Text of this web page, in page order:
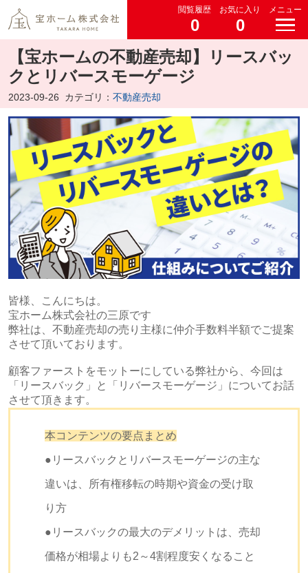
閲覧履歴
0
お気に入り
0
メニュー
【宝ホームの不動産売却】リースバッ
クとリバースモーゲージ
2023-09-26 カテゴリ： 不動産売却
皆様、こんにちは。
宝ホーム株式会社の三原です
弊社は、不動産売却の売り主様に仲介手数料半額でご提案
させて頂いております。
顧客ファーストをモットーにしている弊社から、今回は
「リースバック」と「リバースモーゲージ」についてお話
させて頂きます。
本コンテンツの要点まとめ
●リースバックとリバースモーゲージの主な
違いは、所有権移転の時期や資金の受け取
り方
●リースバックの最大のデメリットは、売却
価格が相場よりも2～4割程度安くなること